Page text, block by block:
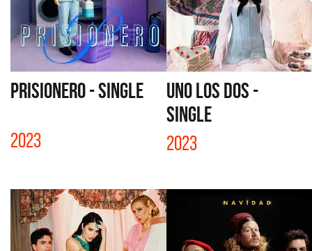
PRISIONERO - SINGLE
2023
UNO LOS DOS -
SINGLE
2023